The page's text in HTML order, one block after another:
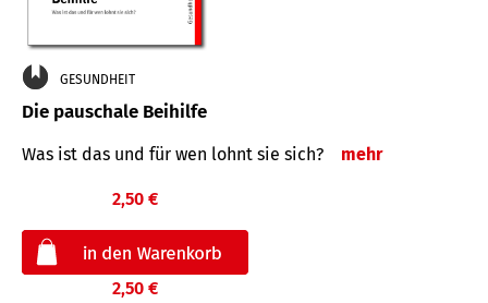
GESUNDHEIT
Die pauschale Beihilfe
Was ist das und für wen lohnt sie sich? mehr
2,50 €
2,50 €